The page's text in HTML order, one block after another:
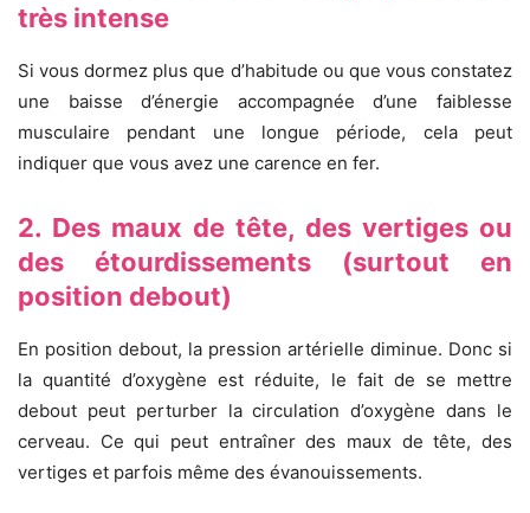
très intense
Si vous dormez plus que d’habitude ou que vous constatez
une baisse d’énergie accompagnée d’une faiblesse
musculaire pendant une longue période, cela peut
indiquer que vous avez une carence en fer.
2. Des maux de tête, des vertiges ou
des étourdissements (surtout en
position debout)
En position debout, la pression artérielle diminue. Donc si
la quantité d’oxygène est réduite, le fait de se mettre
debout peut perturber la circulation d’oxygène dans le
cerveau. Ce qui peut entraîner des maux de tête, des
vertiges et parfois même des évanouissements.